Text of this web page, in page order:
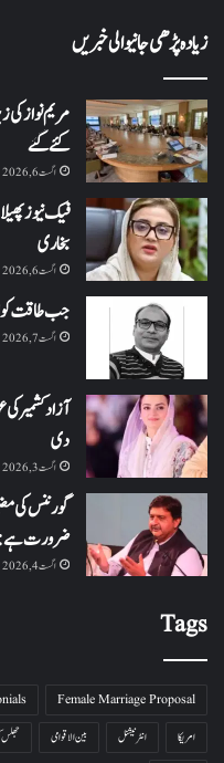
زیادہ پڑھی جانیوالی خبریں
کئے گئے
اگست 6, 2026
فیک نیوز
بخاری
اگست 6, 2026
جب طاقت کو
اگست 7, 2026
آزاد کشمیر
دی
اگست 3, 2026
گورننس کی
ضرورت ہے:
اگست 4, 2026
Tags
Female Marriage Proposal
امریکا
انٹرنیشنل بین الاقوامی